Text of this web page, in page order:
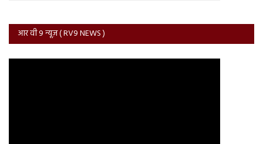
आर वी 9 न्यूज़ ( RV9 NEWS )